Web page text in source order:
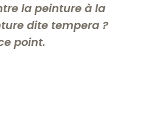
la peinture à la
dite tempera ?
point.